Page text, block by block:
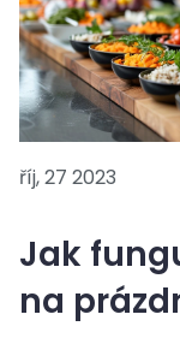
říj, 27 2023
Jak
na